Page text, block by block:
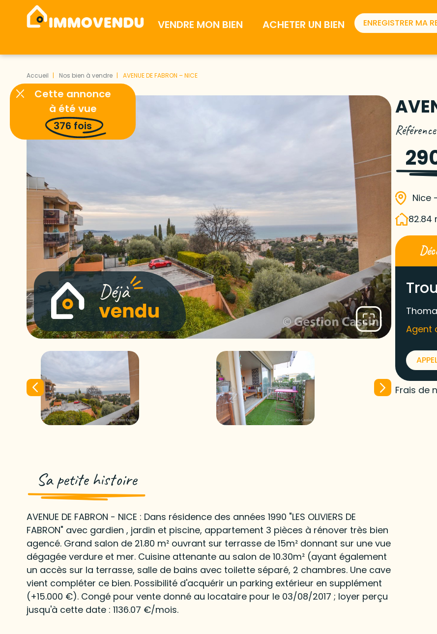
VENDRE MON BIEN ACHETER UN BIEN ENREGISTRER MA
Accueil Nos bien à vendre AVENUE DE FABRON – NICE
Nice
82.84
Agent
Frais de
Sa petite histoire
AVENUE DE FABRON - NICE : Dans résidence des années 1990 "LES OLIVIERS DE
FABRON" avec gardien , jardin et piscine, appartement 3 pièces à rénover très bien
agencé. Grand salon de 21.80 m² ouvrant sur terrasse de 15m² donnant sur une vue
dégagée verdure et mer. Cuisine attenante au salon de 10.30m² (ayant également
un accès sur la terrasse, salle de bains avec toilette séparé, 2 chambres. Une cave
vient compléter ce bien. Possibilité d'acquérir un parking extérieur en supplément
(+15.000 €). Congé pour vente donné au locataire pour le 03/08/2017 ; loyer perçu
jusqu'à cette date : 1136.07 €/mois.
Cette annonce
à été vue
376 fois